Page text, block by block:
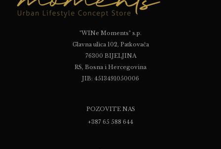
"WINe Moments" s.p.
Glavna ulica 102, Patkovača
76300 BIJELJINA
RS, Bosna i Hercegovina
JIB: 4513491050006
POZOVITE NAS
+387 65 588 644